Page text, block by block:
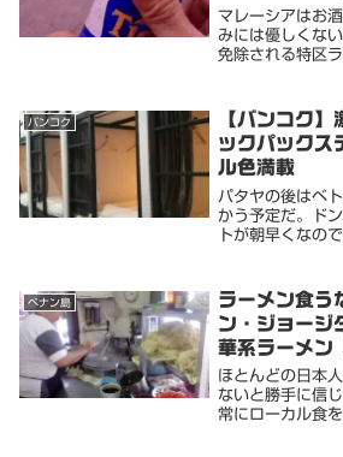
Enterprise
激安。
マレーシアはお
みには優しくな
免除される特区
のだけど）安心
ますよ。激安酒...
バンコク
【バンコク
ックパックス
ル色満載
パタヤの後はベ
かう予定だ。ド
トが朝早くなの
みた。バンコク
ど、少し外れ...
ペナン島
ラーメン食う
ン・ジョージ
華系ラーメン
ほとんどの日本
ないと勝手に信
常にローカル食